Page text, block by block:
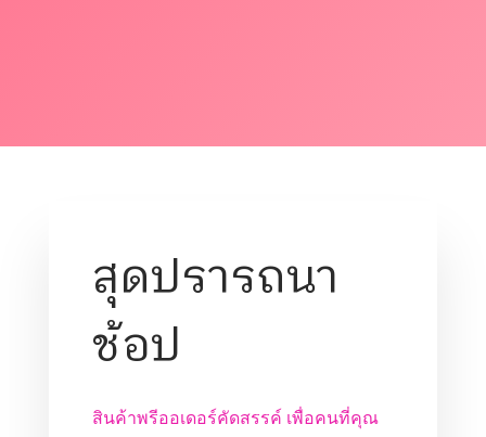
สุดปรารถนา
ช้อป
สินค้าพรีออเดอร์คัดสรรค์ เพื่อคนที่คุณ